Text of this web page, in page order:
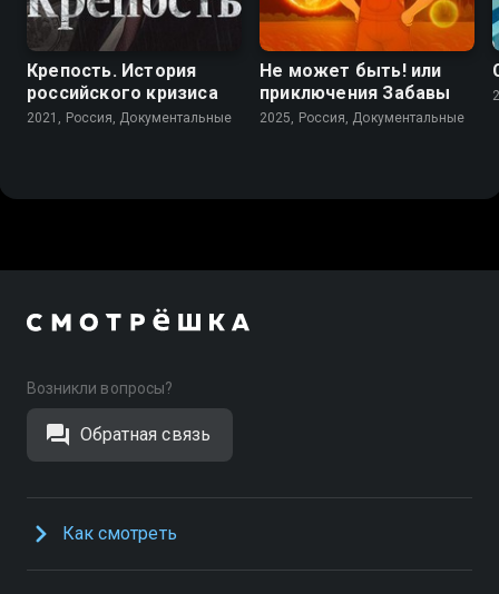
6.8
Крепость. История
российского кризиса
2021, Россия, Документальные
Не может быть! или
приключения Забавы
2025, Россия, Документальные
Возникли вопросы?
Обратная связь
Как смотреть